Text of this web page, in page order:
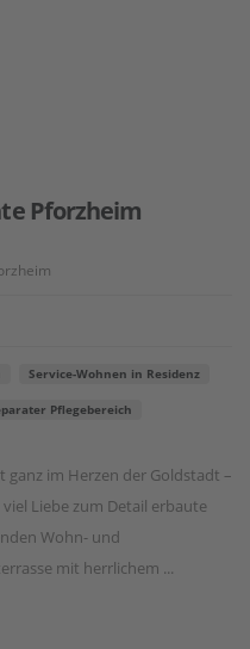
Pforzheim
Service-Wohnen in Residenz
Pflegebereich
ganz im Herzen der Goldstadt –
Liebe zum Detail erbaute
Wohn- und
mit herrlichem ...